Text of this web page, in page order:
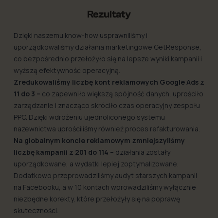
Rezultaty
Dzięki naszemu know-how usprawniliśmy i
uporządkowaliśmy działania marketingowe GetResponse,
co bezpośrednio przełożyło się na lepsze wyniki kampanii i
wyższą efektywność operacyjną.
Zredukowaliśmy liczbę kont reklamowych Google Ads z
11 do 3 – co zapewniło większą spójność danych, uprościło
zarządzanie i znacząco skróciło czas operacyjny zespołu
PPC. Dzięki wdrożeniu ujednoliconego systemu
nazewnictwa uprościliśmy również proces refakturowania.
Na globalnym koncie reklamowym zmniejszyliśmy
liczbę kampanii z 201 do 114 – działania zostały
uporządkowane, a wydatki lepiej zoptymalizowane.
Dodatkowo przeprowadziliśmy audyt starszych kampanii
na Facebooku, a w 10 kontach wprowadziliśmy wyłącznie
niezbędne korekty, które przełożyły się na poprawę
skuteczności.